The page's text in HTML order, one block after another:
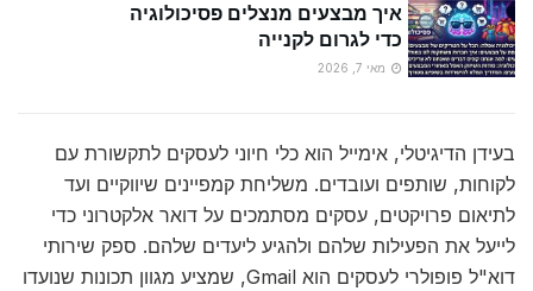
איך מבצעים מנצלים פסיכולוגיה
כדי לגרום לקנייה
מאי 7, 2026
בעידן הדיגיטלי, אימייל הוא כלי חיוני לעסקים לתקשורת עם
לקוחות, שותפים ועובדים. משליחת קמפיינים שיווקיים ועד
לתיאום פרויקטים, עסקים מסתמכים על דואר אלקטרוני כדי
לייעל את הפעילות שלהם ולהגיע ליעדים שלהם. ספק שירותי
דוא"ל פופולרי לעסקים הוא Gmail, שמציע מגוון תכונות שנועדו